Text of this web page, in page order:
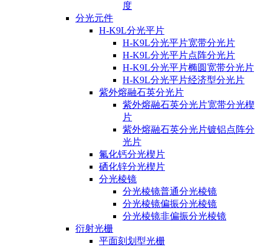
度
分光元件
H-K9L分光平片
H-K9L分光平片宽带分光片
H-K9L分光平片点阵分光片
H-K9L分光平片椭圆宽带分光片
H-K9L分光平片经济型分光片
紫外熔融石英分光片
紫外熔融石英分光片宽带分光楔
片
紫外熔融石英分光片镀铝点阵分
光片
氟化钙分光楔片
硒化锌分光楔片
分光棱镜
分光棱镜普通分光棱镜
分光棱镜偏振分光棱镜
分光棱镜非偏振分光棱镜
衍射光栅
平面刻划型光栅